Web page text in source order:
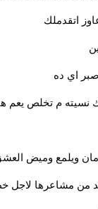
اتقدملك
اي ده
نسيته م تخلص يعم
ويلمع وميض العشق
من مشاعرها لاجل